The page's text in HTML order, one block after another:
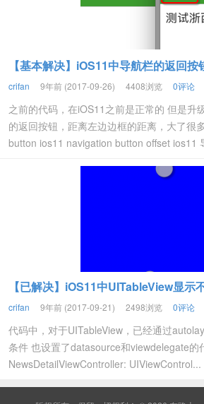
【基本解决】iOS11中导航栏的返回
crifan 9年前 (2017-09-26) 4408浏览 0评论
之前的代码，在iOS11之前是正常的 但是升
的返回按钮，距离左边边框的距离，大了很
button ios11 navigation button offset ios11
【已解决】iOS11中UITableView显示
crifan 9年前 (2017-09-21) 2498浏览 0评论
代码中，对于UITableView，已经通过
条件 也设置了datasource和viewdelegate的
NewsDetailViewController: UIViewControl...